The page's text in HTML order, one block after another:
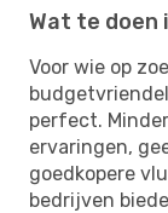
Wat te doen
Voor wie op
perfect.
ervaringen,
goedkopere
bedrijven